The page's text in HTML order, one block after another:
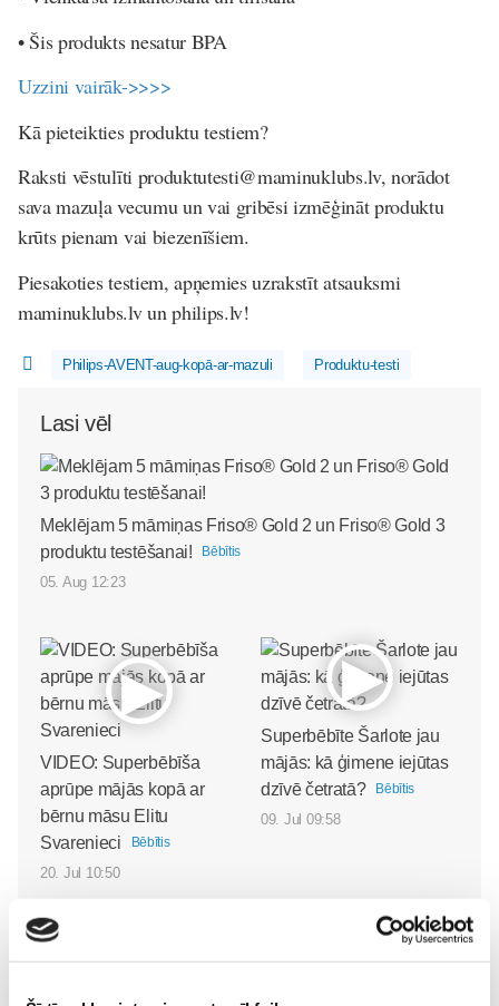
• Šis produkts nesatur BPA
Uzzini vairāk->>>>
Kā pieteikties produktu testiem?
Raksti vēstulīti produktutesti@maminuklubs.lv, norādot
sava mazuļa vecumu un vai gribēsi izmēģināt produktu
krūts pienam vai biezenīšiem.
Piesakoties testiem, apņemies uzrakstīt atsauksmi
maminuklubs.lv un philips.lv!
Philips-AVENT-aug-kopā-ar-mazuli Produktu-testi
Lasi vēl
Meklējam 5 māmiņas Friso® Gold 2 un Friso® Gold 3
produktu testēšanai!
Bēbītis
05. Aug 12:23
VIDEO: Superbēbīša
aprūpe mājās kopā ar
bērnu māsu Elitu
Svarenieci
Bēbītis
20. Jul 10:50
Superbēbīte Šarlote jau
mājās: kā ģimene iejūtas
dzīvē četratā?
Bēbītis
09. Jul 09:58